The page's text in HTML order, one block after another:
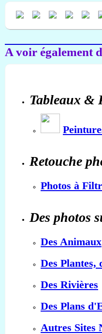
A voir également
Tableaux &
Retouche
Photos à
Des photos
Des Animaux
Des Plantes,
Des Rivières
Des Plans
Autres Sites